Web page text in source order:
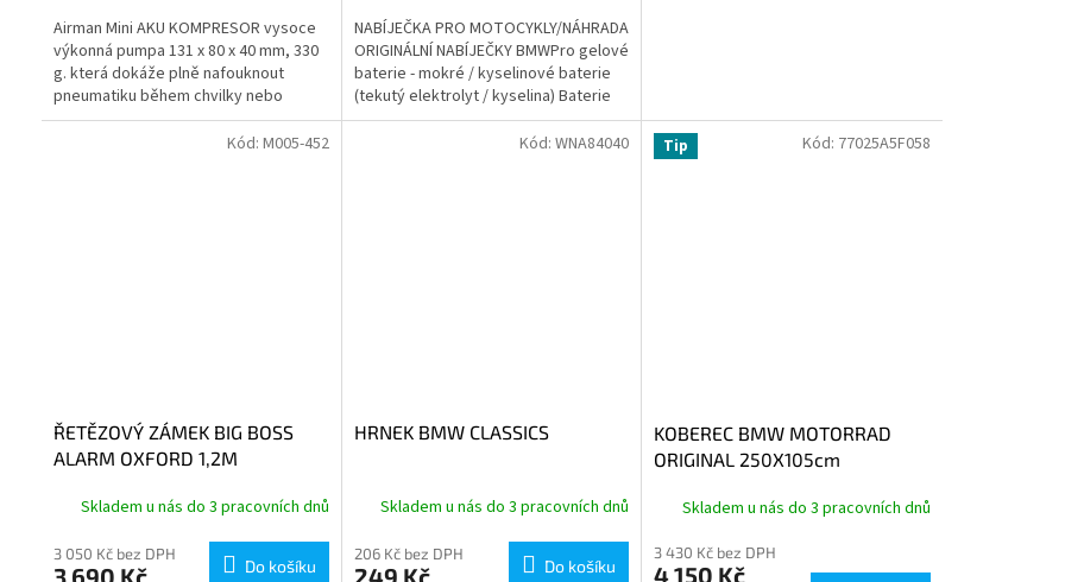
Airman Mini AKU KOMPRESOR vysoce
výkonná pumpa 131 x 80 x 40 mm, 330
g. která dokáže plně nafouknout
pneumatiku během chvilky nebo
uspokojit potřeby rychlého doplnění.
NABÍJEČKA PRO MOTOCYKLY/NÁHRADA
ORIGINÁLNÍ NABÍJEČKY BMWPro gelové
baterie - mokré / kyselinové baterie
(tekutý elektrolyt / kyselina) Baterie
AGM (absorpční skleněná rohož,...
ŘETĚZOVÝ ZÁMEK BIG BOSS
ALARM OXFORD 1,2M
Skladem u nás do 3 pracovních dnů
3 050 Kč bez DPH
Do košíku
Kód: M005-452
HRNEK BMW CLASSICS
Skladem u nás do 3 pracovních dnů
206 Kč bez DPH
Do košíku
Kód:WNA84040 Tip
KOBEREC BMW MOTORRAD
ORIGINAL 250X105cm
Skladem u nás do 3 pracovních dnů
3 430 Kč bez DPH
4 150 Kč
Kód: 77025A5F058